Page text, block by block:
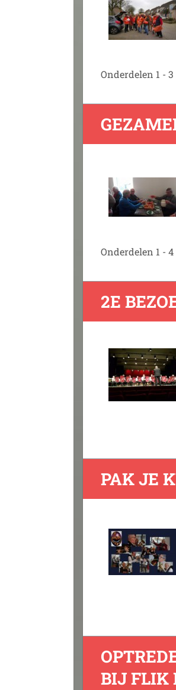
Onderdelen 1 -
Onderdelen 1 - 4
2E
PAK JE
BIJ FLIK